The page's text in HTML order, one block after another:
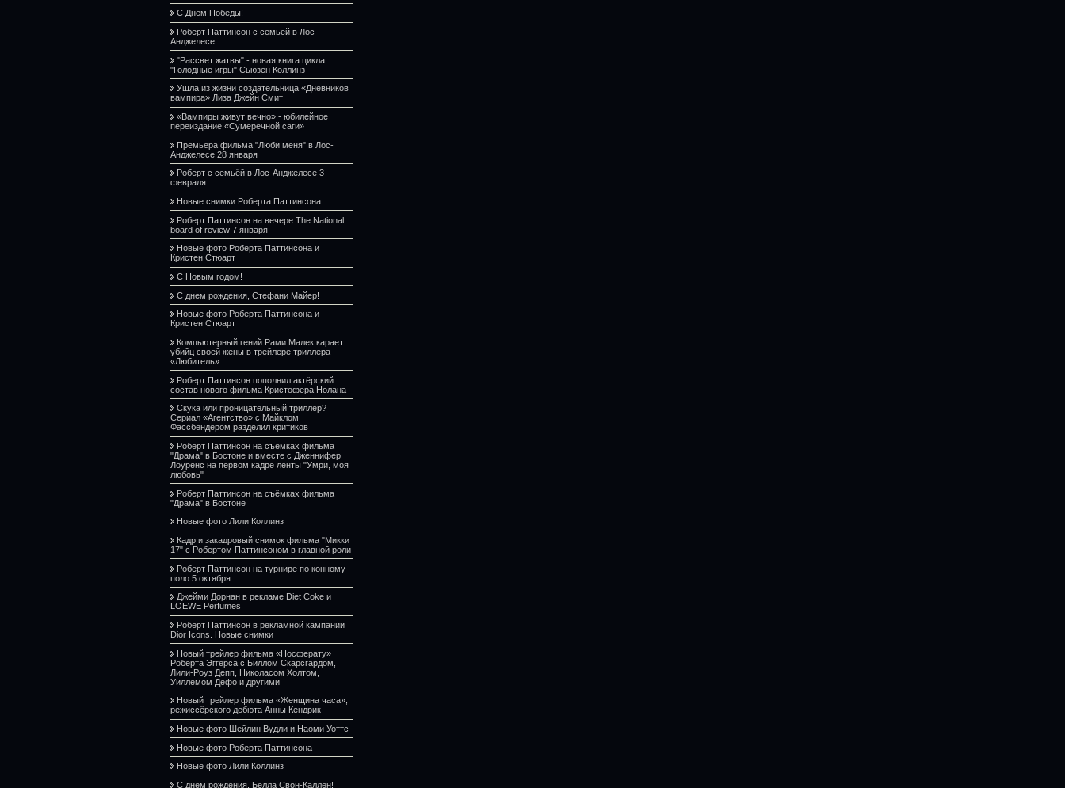
С Днем Победы!
Роберт Паттинсон с семьёй в Лос-
Анджелесе
"Рассвет жатвы" - новая книга цикла
"Голодные игры" Сьюзен Коллинз
Ушла из жизни создательница «Дневников
вампира» Лиза Джейн Смит
«Вампиры живут вечно» - юбилейное
переиздание «Сумеречной саги»
Премьера фильма "Люби меня" в Лос-
Анджелесе 28 января
Роберт с семьёй в Лос-Анджелесе 3
февраля
Новые снимки Роберта Паттинсона
Роберт Паттинсон на вечере The National
board of review 7 января
Новые фото Роберта Паттинсона и
Кристен Стюарт
С Новым годом!
С днем рождения, Стефани Майер!
Новые фото Роберта Паттинсона и
Кристен Стюарт
Компьютерный гений Рами Малек карает
убийц своей жены в трейлере триллера
«Любитель»
Роберт Паттинсон пополнил актёрский
состав нового фильма Кристофера Нолана
Скука или проницательный триллер?
Сериал «Агентство» с Майклом
Фассбендером разделил критиков
Роберт Паттинсон на съёмках фильма
"Драма" в Бостоне и вместе с Дженнифер
Лоуренс на первом кадре ленты "Умри, моя
любовь"
Роберт Паттинсон на съёмках фильма
"Драма" в Бостоне
Новые фото Лили Коллинз
Кадр и закадровый снимок фильма "Микки
17" с Робертом Паттинсоном в главной роли
Роберт Паттинсон на турнире по конному
поло 5 октября
Джейми Дорнан в рекламе Diet Coke и
LOEWE Perfumes
Роберт Паттинсон в рекламной кампании
Dior Icons. Новые снимки
Новый трейлер фильма «Носферату»
Роберта Эггерса с Биллом Скарсгардом,
Лили-Роуз Депп, Николасом Холтом,
Уиллемом Дефо и другими
Новый трейлер фильма «Женщина часа»,
режиссёрского дебюта Анны Кендрик
Новые фото Шейлин Вудли и Наоми Уоттс
Новые фото Роберта Паттинсона
Новые фото Лили Коллинз
С днем рождения, Белла Свон-Каллен!